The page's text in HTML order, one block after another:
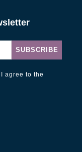
SUBSCRIBE
agree to the